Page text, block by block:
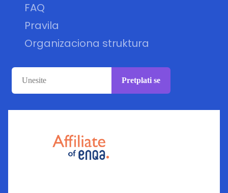
FAQ
Pravila
Organizaciona struktura
Pretplati se